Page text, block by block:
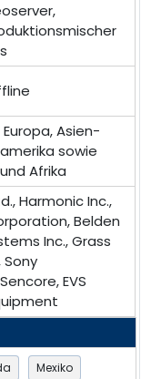
Asien-
sowie
Afrika
Harmonic Inc.,
Belden
Inc., Grass
Sony
EVS
Mexiko